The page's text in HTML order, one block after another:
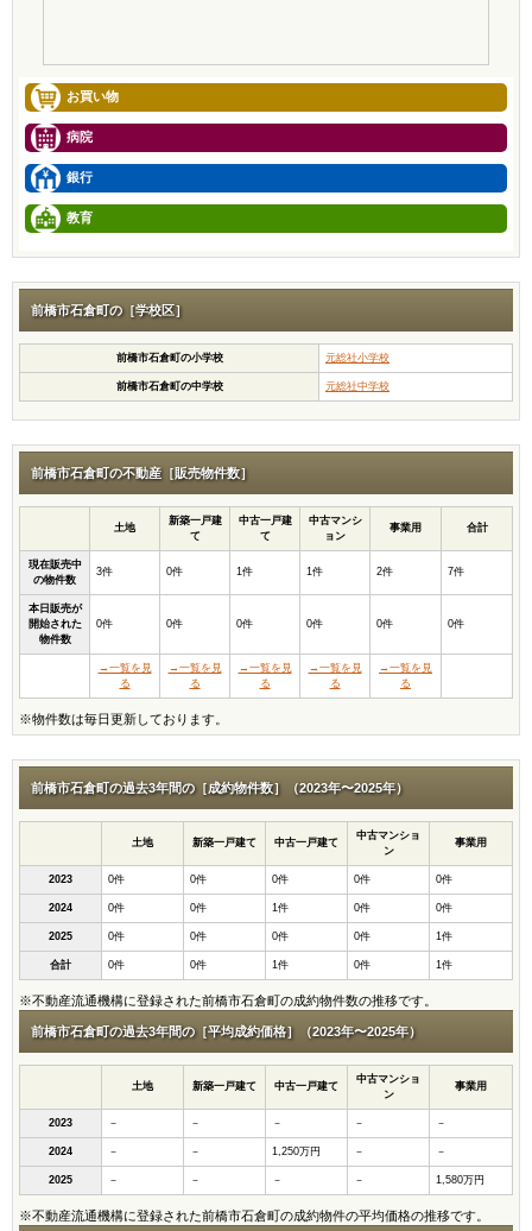
お買い物
病院
銀行
教育
前橋市石倉町の［学校区］
前橋市石倉町の小学校 元総社小学校
前橋市石倉町の中学校 元総社中学校
前橋市石倉町の不動産［販売物件数］
土地
新築一戸建
て
中古一戸建
て
中古マンシ
ョン
事業用 合計
現在販売中
の物件数
3件 0件 1件 1件 2件 7件
本日販売が
開始された
物件数
0件 0件 0件 0件 0件 0件
→一覧を見
る
→一覧を見
る
→一覧を見
る
→一覧を見
る
→一覧を見
る
※物件数は毎日更新しております。
前橋市石倉町の過去3年間の［成約物件数］（2023年〜2025年）
土地 新築一戸建て 中古一戸建て
中古マンショ
ン
事業用
2023 0件 0件 0件 0件 0件
2024 0件 0件 1件 0件 0件
2025 0件 0件 0件 0件 1件
合計 0件 0件 1件 0件 1件
※不動産流通機構に登録された前橋市石倉町の成約物件数の推移です。
前橋市石倉町の過去3年間の［平均成約価格］（2023年〜2025年）
土地 新築一戸建て 中古一戸建て
中古マンショ
ン
事業用
2023 － － － － －
2024 － － 1,250万円 － －
2025 － － － － 1,580万円
※不動産流通機構に登録された前橋市石倉町の成約物件の平均価格の推移です。